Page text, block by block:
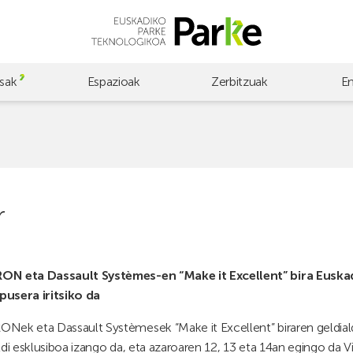
Espazioak Zerbitzuak
eta Dassault Systèmes-en “Make it Excellent” bira
iritsiko da
eta Dassault Systèmesek “Make it Excellent” biraren
esklusiboa izango da, eta azaroaren 12, 13 eta 14an egingo da